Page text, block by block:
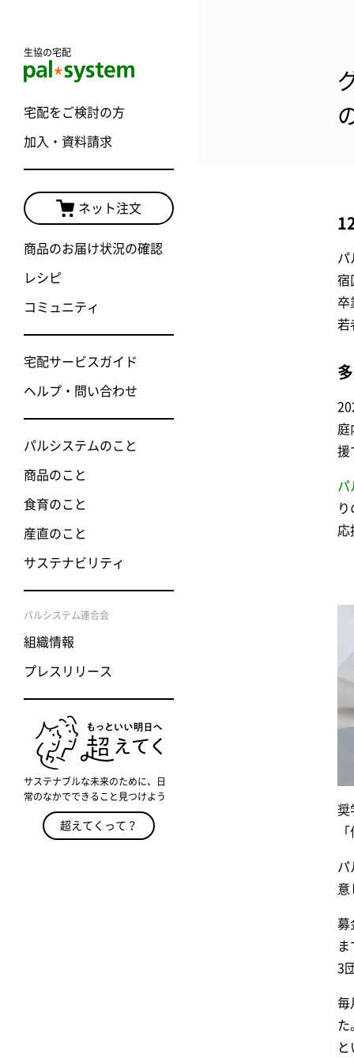
生協の宅配
宅配をご検討の方
加入・資料請求
ネット注文
商品のお届け状況の確認
レシピ
コミュニティ
宅配サービスガイド
ヘルプ・問い合わせ
パルシステムのこと
商品のこと
食育のこと
産直のこと
サステナビリティ
パルシステム連合会
組織情報
プレスリリース
サステナブルな未来のために、日
常のなかでできること見つけよう
超えてくって？
パ
宿
卒
若
庭
援
パ
応
奨
パ
意
募
3
毎
た